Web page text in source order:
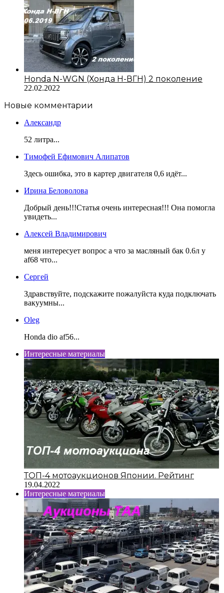
Honda N-WGN (Хонда Н-ВГН) 2 поколение
22.02.2022
Новые комментарии
Александр
52 литра...
Тимофей Ефимович Алипатов
Здесь ошибка, это в картер двигателя 0,6 идёт...
Ирина Беловолова
Добрый день!!!Статья очень интересная!!! Она помогла
увидеть...
Алексей Владимирович
меня интересует вопрос а что за масляный бак 0.6л у
af68 что...
Сергей
Здравствуйте, подскажите пожалуйста куда подключать
вакуумны...
Oleg
Honda dio af56...
Интересные материалы
ТОП-4 мотоаукционов Японии. Рейтинг
19.04.2022
Интересные материалы